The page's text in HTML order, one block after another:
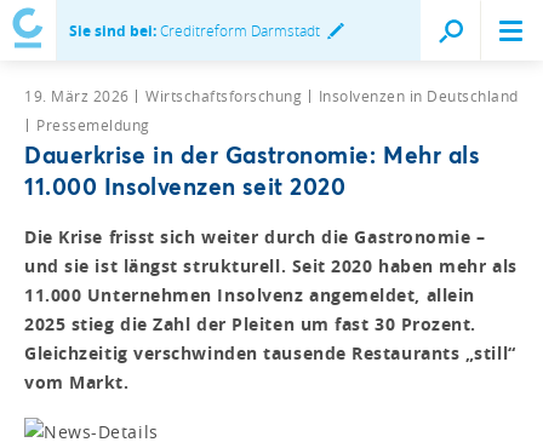
Sie sind bei:Creditreform Darmstadt
19. März 2026 Wirtschaftsforschung
Insolvenzen in Deutschland
Pressemeldung
Dauerkrise in der Gastronomie: Mehr als
11.000 Insolvenzen seit 2020
Die Krise frisst sich weiter durch die Gastronomie –
und sie ist längst strukturell. Seit 2020 haben mehr als
11.000 Unternehmen Insolvenz angemeldet, allein
2025 stieg die Zahl der Pleiten um fast 30 Prozent.
Gleichzeitig verschwinden tausende Restaurants „still“
vom Markt.